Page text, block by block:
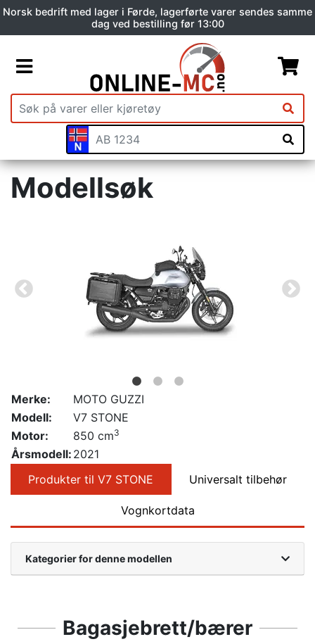
Norsk bedrift med lager i Førde, lagerførte varer sendes samme
dag ved bestilling før 13:00
Modellsøk
Merke:
MOTO GUZZI
Modell:
V7 STONE
Motor:
850 cm3
Årsmodell: 2021
Produkter til V7 STONE
Universalt tilbehør
Vognkortdata
Kategorier for denne modellen
Bagasjebrett/bærer